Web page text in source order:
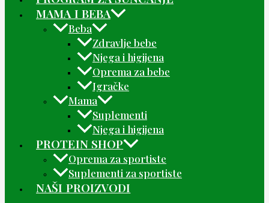
MAMA I BEBA
Beba
Zdravlje bebe
Njega i higijena
Oprema za bebe
Igračke
Mama
Suplementi
Njega i higijena
PROTEIN SHOP
Oprema za sportiste
Suplementi za sportiste
NAŠI PROIZVODI